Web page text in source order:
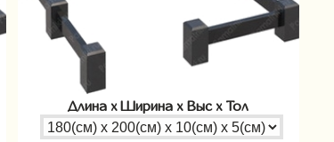
Длина x Ширина x Выс x Тол